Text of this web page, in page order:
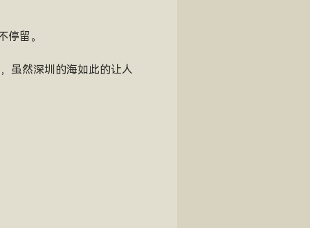
停留。
虽然深圳的海如此的让人